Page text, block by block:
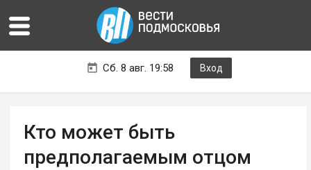
Сб. 8 авг. 19:58 Вход
Кто может быть
предполагаемым отцом